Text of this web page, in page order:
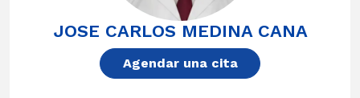
JOSE CARLOS MEDINA CANA
Agendar una cita